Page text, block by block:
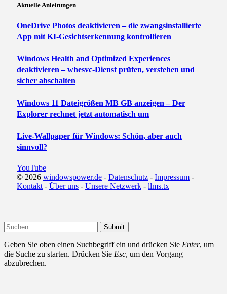
Aktuelle Anleitungen
OneDrive Photos deaktivieren – die zwangsinstallierte
App mit KI-Gesichtserkennung kontrollieren
Windows Health and Optimized Experiences
deaktivieren – whesvc-Dienst prüfen, verstehen und
sicher abschalten
Windows 11 Dateigrößen MB GB anzeigen – Der
Explorer rechnet jetzt automatisch um
Live-Wallpaper für Windows: Schön, aber auch
sinnvoll?
YouTube
© 2026 windowspower.de - Datenschutz - Impressum -
Kontakt - Über uns - Unsere Netzwerk - llms.tx
Submit
Geben Sie oben einen Suchbegriff ein und drücken Sie Enter, um
die Suche zu starten. Drücken Sie Esc, um den Vorgang
abzubrechen.